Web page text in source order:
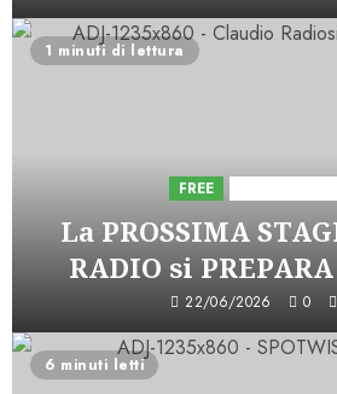
1 minuti di lettura
FREE
La PROSSIMA
RADIO si PREPARA
22/06/2026 0
6 minuti letti